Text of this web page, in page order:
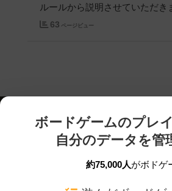
ルールから説明させていただ
63 ページビュー
ボードゲームのプレ
自分のデータを管
約75,000人がボドゲ